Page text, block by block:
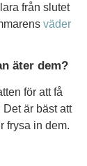
från slutet
väder
äter dem?
för att få
är bäst att
frysa in dem.